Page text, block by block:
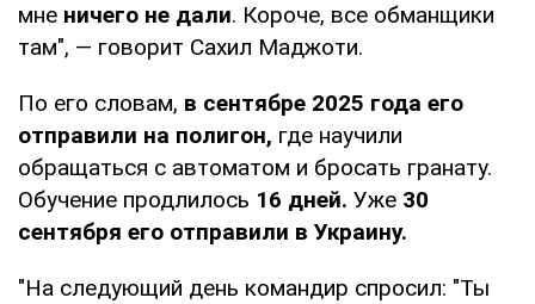
мне ничего не дали. Короче, все обманщики
там", — говорит Сахил Маджоти.
По его словам, в сентябре 2025 года его
отправили на полигон, где научили
обращаться с автоматом и бросать гранату.
Обучение продлилось 16 дней. Уже 30
сентября его отправили в Украину.
"На следующий день командир спросил: "Ты